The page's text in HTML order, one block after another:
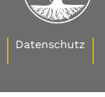
Datenschutz